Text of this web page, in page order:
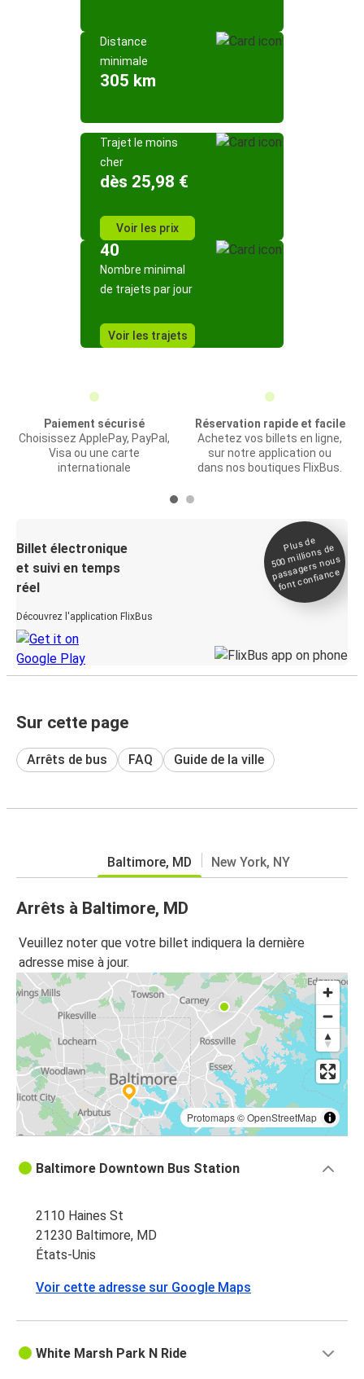
Distance
minimale
305 km
Trajet le moins
cher
dès 25,98 €
Voir les prix
40
Nombre minimal
de trajets par jour
Voir les trajets
Paiement sécurisé
Choisissez ApplePay, PayPal,
Visa ou une carte
internationale
Réservation rapide et facile
Achetez vos billets en ligne,
sur notre application ou
dans nos boutiques FlixBus.
Billet électronique
et suivi en temps
réel
Découvrez l'application FlixBus
Plus de
500
millions de
passagers nous
font confiance
Sur cette page
Arrêts de bus FAQ Guide de la ville
Baltimore, MD New York, NY
Arrêts à Baltimore, MD
Veuillez noter que votre billet indiquera la dernière
adresse mise à jour.
Protomaps©OpenStreetMap
Baltimore Downtown Bus Station
2110 Haines St
21230 Baltimore, MD
États-Unis
Voir cette adresse sur Google Maps
White Marsh Park N Ride